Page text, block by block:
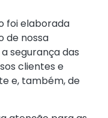
foi elaborada
de nossa
segurança das
clientes e
e, também, de